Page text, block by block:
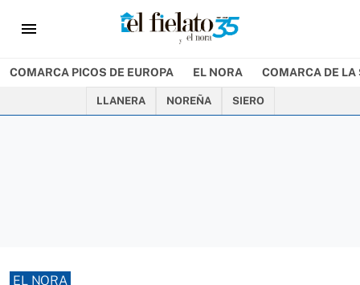
menu
COMARCA PICOS DE EUROPA EL NORA COMARCA DE LA
LLANERA NOREÑA SIERO
EL NORA